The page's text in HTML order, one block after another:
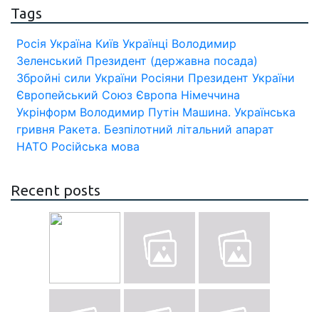
Tags
Росія Україна Київ Українці Володимир
Зеленський Президент (державна посада)
Збройні сили України Росіяни Президент України
Європейський Союз Європа Німеччина
Укрінформ Володимир Путін Машина. Українська
гривня Ракета. Безпілотний літальний апарат
НАТО Російська мова
Recent posts